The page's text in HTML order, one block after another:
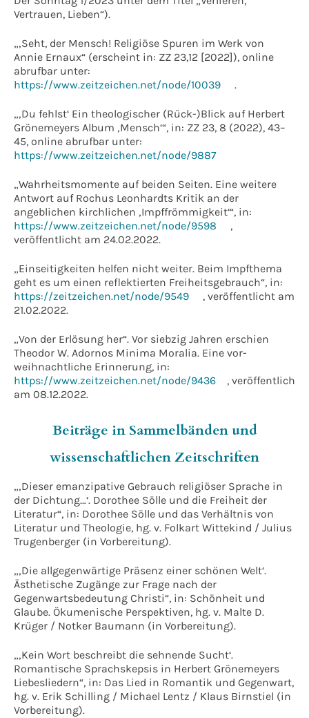
Vertrauen, Lieben“).
„‚Seht, der Mensch! Religiöse Spuren im Werk von
Annie Ernaux“ (erscheint in: ZZ 23,12 [2022]), online
abrufbar unter:
https://www.zeitzeichen.net/node/10039
.
„‚Du fehlst‘ Ein theologischer (Rück-)Blick auf Herbert
Grönemeyers Album ‚Mensch‘“, in: ZZ 23, 8 (2022), 43–
45, online abrufbar unter:
https://www.zeitzeichen.net/node/9887
„Wahrheitsmomente auf beiden Seiten. Eine weitere
Antwort auf Rochus Leonhardts Kritik an der
angeblichen kirchlichen ‚Impffrömmigkeit‘“, in:
https://www.zeitzeichen.net/node/9598
,
veröffentlicht am 24.02.2022.
„Einseitigkeiten helfen nicht weiter. Beim Impfthema
geht es um einen reflektierten Freiheitsgebrauch“, in:
https://zeitzeichen.net/node/9549
, veröffentlicht am
21.02.2022.
„Von der Erlösung her“. Vor siebzig Jahren erschien
Theodor W. Adornos Minima Moralia. Eine vor-
weihnachtliche Erinnerung, in:
https://www.zeitzeichen.net/node/9436 , veröffentlich
am 08.12.2022.
Beiträge in Sammelbänden und
wissenschaftlichen Zeitschriften
„‚Dieser emanzipative Gebrauch religiöser Sprache in
der Dichtung…‘. Dorothee Sölle und die Freiheit der
Literatur“, in: Dorothee Sölle und das Verhältnis von
Literatur und Theologie, hg. v. Folkart Wittekind / Julius
Trugenberger (in Vorbereitung).
„‚Die allgegenwärtige Präsenz einer schönen Welt‘.
Ästhetische Zugänge zur Frage nach der
Gegenwartsbedeutung Christi“, in: Schönheit und
Glaube. Ökumenische Perspektiven, hg. v. Malte D.
Krüger / Notker Baumann (in Vorbereitung).
„‚Kein Wort beschreibt die sehnende Sucht‘.
Romantische Sprachskepsis in Herbert Grönemeyers
Liebesliedern“, in: Das Lied in Romantik und Gegenwart,
hg. v. Erik Schilling / Michael Lentz / Klaus Birnstiel (in
Vorbereitung).